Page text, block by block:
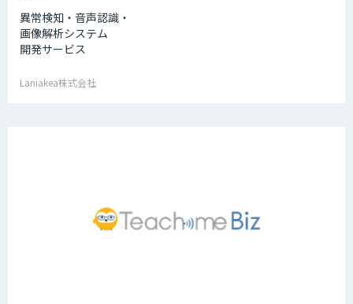
異常検知・音声認識・
画像解析システム
開発サービス
Laniakea株式会社